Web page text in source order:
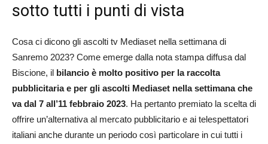
sotto tutti i punti di vista
Cosa ci dicono gli ascolti tv Mediaset nella settimana di
Sanremo 2023? Come emerge dalla nota stampa diffusa dal
Biscione, il bilancio è molto positivo per la raccolta
pubblicitaria e per gli ascolti Mediaset nella settimana che
va dal 7 all’11 febbraio 2023. Ha pertanto premiato la scelta di
offrire un’alternativa al mercato pubblicitario e ai telespettatori
italiani anche durante un periodo così particolare in cui tutti i